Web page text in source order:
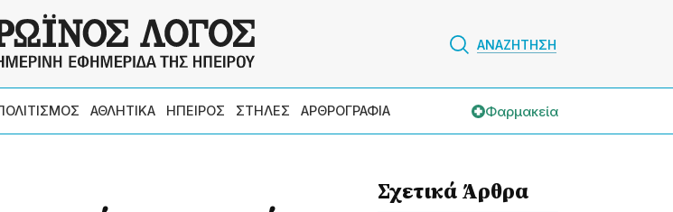
ΑΝΑΖΗΤΗΣΗ
ΑΘΛΗΤΙΚΑ ΗΠΕΙΡΟΣ ΣΤΗΛΕΣ ΑΡΘΡΟΓΡΑΦΙΑ Φαρμακεία
Σχετικά Άρθρα